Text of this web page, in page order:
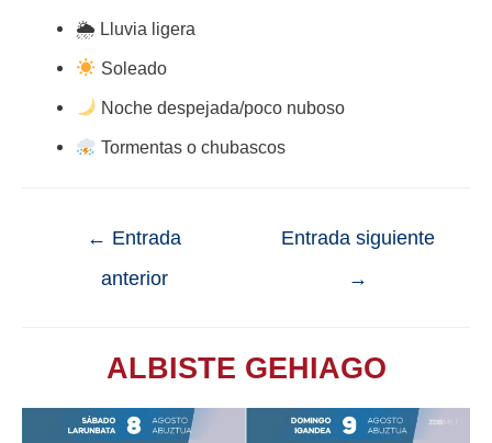
🌦 Lluvia ligera
Soleado
Noche despejada/poco nuboso
Tormentas o chubascos
← Entrada
anterior
Entrada siguiente
→
ALBISTE GEHIAGO